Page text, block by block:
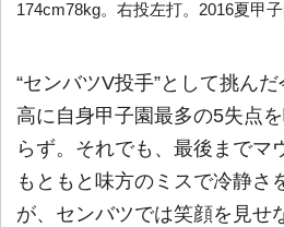
174cm78kg。右投左打。2016夏甲
“センバツV投手”として挑ん
高に自身甲子園最多の5失点
らず。それでも、最後までマ
もともと味方のミスで冷静さ
が、センバツでは笑顔を見せ